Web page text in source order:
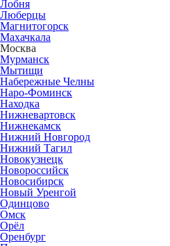
Лобня
Люберцы
Магнитогорск
Махачкала
Москва
Мурманск
Мытищи
Набережные Челны
Наро-Фоминск
Находка
Нижневартовск
Нижнекамск
Нижний Новгород
Нижний Тагил
Новокузнецк
Новороссийск
Новосибирск
Новый Уренгой
Одинцово
Омск
Орёл
Оренбург